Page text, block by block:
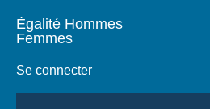
Égalité Hommes
Femmes
Se connecter